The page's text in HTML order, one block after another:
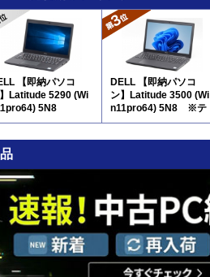
【即納パソコ
Latitude 5290 (Wi
5N8
DELL 【即納パソコ
ン】Latitude 3500 (Wi
n11pro64) 5N8 ※テ
ンキー付